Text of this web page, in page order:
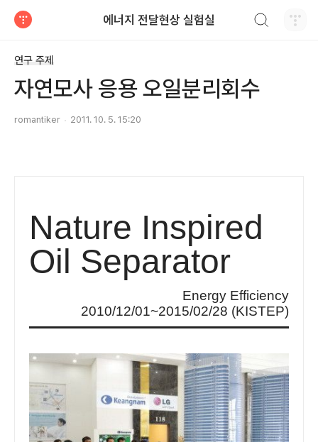
에너지 전달현상 실험실
연구 주제
자연모사 응용 오일분리회수
romantiker 2011. 10. 5. 15:20
Nature Inspired
Oil Separator
Energy Efficiency
2010/12/01~2015/02/28 (KISTEP)